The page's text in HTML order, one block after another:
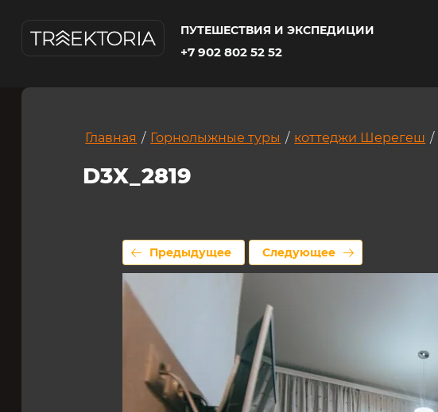
ПУТЕШЕСТВИЯ И ЭКСПЕДИЦИИ
+7 902 802 52 52
Главная / Горнолыжные туры / коттеджи Шерегеш /
D3X_2819
Предыдущее Следующее